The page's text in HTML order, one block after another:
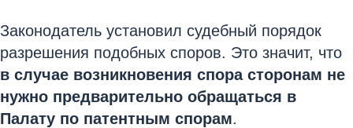
Законодатель установил судебный порядок
разрешения подобных споров. Это значит, что
в случае возникновения спора сторонам не
нужно предварительно обращаться в
Палату по патентным спорам.